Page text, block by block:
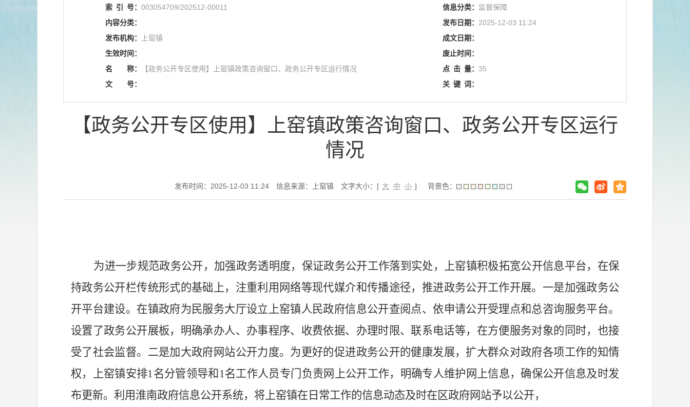
索 引 号： 003054709/202512-00011 信息分类： 监督保障
内容分类：
发布日期： 2025-12-03 11:24
发布机构：
上窑镇
成文日期：
生效时间：
废止时间：
名
称： 【政务公开专区使用】上窑镇政策咨询窗口、政务公开专区运行情况 点 击 量： 35
文
号： 关 键 词：
【政务公开专区使用】上窑镇政策咨询窗口、政务公开专区运行
情况
发布时间：2025-12-03 11:24 信息来源：上窑镇 文字大小：[ 大 中 小 ] 背景色：
为进一步规范政务公开， 加强政务透明度，保证政务公开工作落到实处，上窑镇积极拓宽公开信息平台， 在保
持政务公开栏传统形式的基础上 ，注重利用网络等现代媒介和传播途径，推进政务公开工作开展。 一是加强政务公
开平台建设。 在镇政府为民服务大厅设立上窑镇人民政府信息公开查阅点、依申请公开受理点和总咨询服务平台。
设置了政务公开展板，明确承办人、办事程序、收费依据、办理时限、联系电话等， 在方便服务对象的同时，也接
受了社会监督。 二是加大政府网站公开力度。 为更好的促进政务公开的健康发展，扩大群众对政府各项工作的知情
权，上窑镇安排1名分管领导和 1名工作人员专门负责网上公开工作，明确专人维护网上信息，确保公开信息及时发
布更新。利用淮南政府信息公开系统，将 上窑镇在日常工作的信息动态及时在区政府网站予以公开，